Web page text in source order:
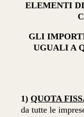
ELEMENTI
GLI
UGUALI A
1) QUOTA
da tutte le